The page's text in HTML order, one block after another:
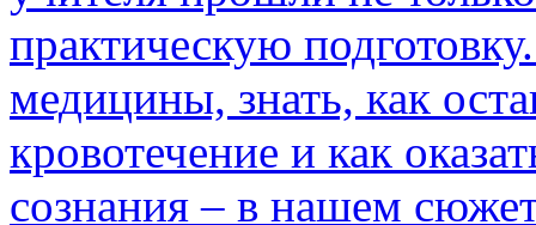
практическую
медицины, знать, как
кровотечение и как
сознания – в нашем